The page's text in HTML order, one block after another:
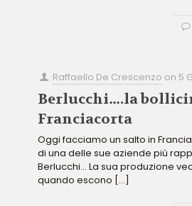
Raffaello De Crescenzo on 5
Berlucchi….la
Franciacorta
Oggi facciamo un salto in
di una delle sue aziende più
Berlucchi… La sua produzione
quando escono […]